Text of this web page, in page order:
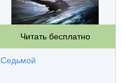
Читать бесплатно
Седьмой